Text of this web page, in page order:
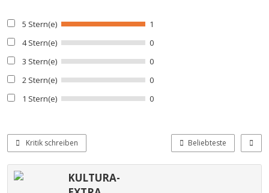
5 Stern(e)
1
4 Stern(e)
0
3 Stern(e)
0
2 Stern(e)
0
1 Stern(e)
0
Kritik schreiben Beliebteste
KULTURA-